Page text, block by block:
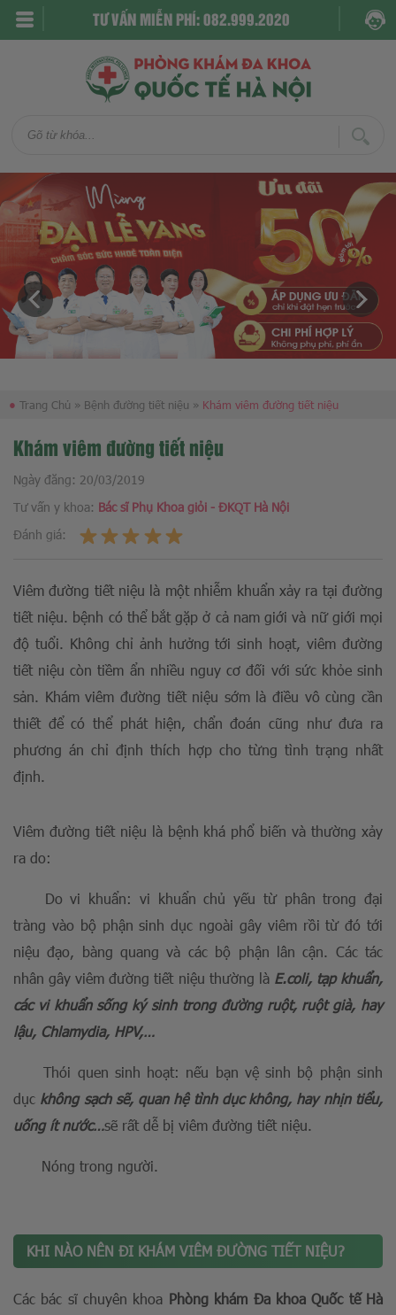
TƯ VẤN MIỄN PHÍ: 082.999.2020
● Trang Chủ » Bệnh đường tiết niệu » Khám viêm đường tiết niệu
Khám viêm đường tiết niệu
Ngày đăng: 20/03/2019
Tư vấn y khoa: Bác sĩ Phụ Khoa giỏi - ĐKQT Hà Nội
Đánh giá:
Viêm đường tiết niệu là một nhiễm khuẩn xảy ra tại đường
tiết niệu. bệnh có thể bắt gặp ở cả nam giới và nữ giới mọi
độ tuổi. Không chỉ ảnh hưởng tới sinh hoạt, viêm đường
tiết niệu còn tiềm ẩn nhiều nguy cơ đối với sức khỏe sinh
sản. Khám viêm đường tiết niệu sớm là điều vô cùng cần
thiết để có thể phát hiện, chẩn đoán cũng như đưa ra
phương án chỉ định thích hợp cho từng tình trạng nhất
định.
Viêm đường tiết niệu là bệnh khá phổ biến và thường xảy
ra do:
Do vi khuẩn: vi khuẩn chủ yếu từ phân trong đại
tràng vào bộ phận sinh dục ngoài gây viêm rồi từ đó tới
niệu đạo, bàng quang và các bộ phận lân cận. Các tác
nhân gây viêm đường tiết niệu thường là E.coli, tạp khuẩn,
các vi khuẩn sống ký sinh trong đường ruột, ruột già, hay
lậu, Chlamydia, HPV,…
Thói quen sinh hoạt: nếu bạn vệ sinh bộ phận sinh
dục không sạch sẽ, quan hệ tình dục không, hay nhịn tiểu,
uống ít nước…sẽ rất dễ bị viêm đường tiết niệu.
Nóng trong người.
KHI NÀO NÊN ĐI KHÁM VIÊM ĐƯỜNG TIẾT NIỆU?
Các bác sĩ chuyên khoa Phòng khám Đa khoa Quốc tế Hà